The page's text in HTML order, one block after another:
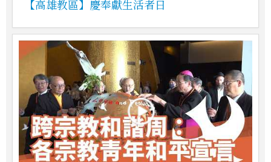
【高雄教區】慶奉獻生活者日